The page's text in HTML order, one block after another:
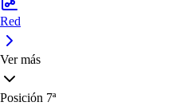
Red
Ver más
Posición 7ª